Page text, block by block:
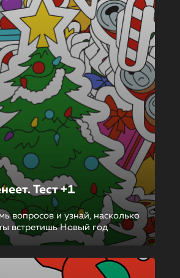
Тест +1
вопросов и узнай, насколько
встретишь Новый год